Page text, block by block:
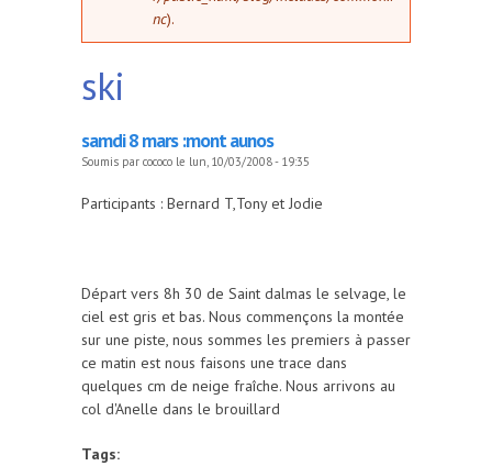
nc).
ski
samdi 8 mars :mont aunos
Soumis par cococo le lun, 10/03/2008 - 19:35
Participants : Bernard T,Tony et Jodie
Départ vers 8h 30 de Saint dalmas le selvage, le
ciel est gris et bas. Nous commençons la montée
sur une piste, nous sommes les premiers à passer
ce matin est nous faisons une trace dans
quelques cm de neige fraîche. Nous arrivons au
col d'Anelle dans le brouillard
Tags: